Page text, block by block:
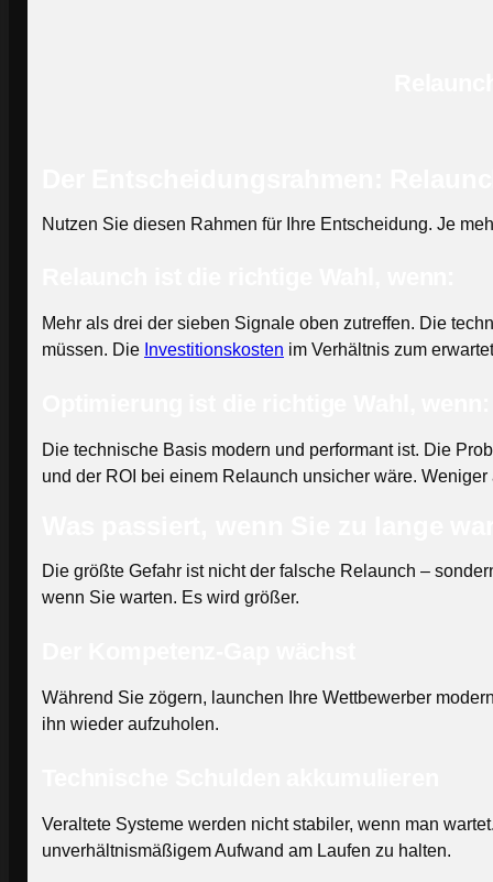
Nutzen Sie diesen Rahmen für Ihre Entscheidung. Je
Mehr als drei der sieben Signale oben zutreffen. Die
müssen. Die Investitionskosten im Verhältnis zum
Die technische Basis modern und performant ist. Die
und der ROI bei einem Relaunch unsicher wäre.
Die größte Gefahr ist nicht der falsche Relaunch –
wenn Sie warten. Es wird größer.
Während Sie zögern, launchen Ihre Wettbewerber
ihn wieder aufzuholen.
Veraltete Systeme werden nicht stabiler, wenn man
unverhältnismäßigem Aufwand am Laufen zu halten.